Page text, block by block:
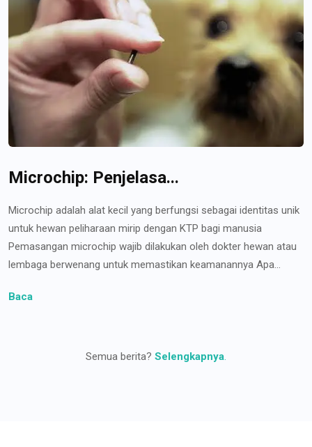
Microchip: Penjelasa...
Microchip adalah alat kecil yang berfungsi sebagai identitas unik
untuk hewan peliharaan mirip dengan KTP bagi manusia
Pemasangan microchip wajib dilakukan oleh dokter hewan atau
lembaga berwenang untuk memastikan keamanannya Apa...
Baca
Semua berita? Selengkapnya